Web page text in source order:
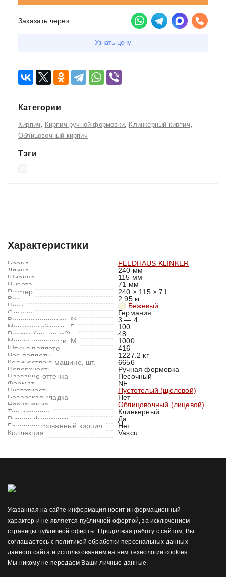
Заказать через:
Узнать цену
Категории
Кирпич Кирпич ручной формовки Клинкерный кирпич
Облицовочный кирпич
Тэги
Характеристики
Бренд
FELDHAUS KLINKER
Длина
240 мм
Ширина
115 мм
Высота
71 мм
Размер
240 × 115 × 71
Вес
2.95 кг
Цвет
Бежевый
Страна
Германия
Водопоглощение, %
3 — 4
Морозостойкость, F
100
Расход (шт. на м2)
48
Марка прочности, M
1000
Штук в паллете
416
Вес паллеты
1227.2 кг
Количество в машине, шт.
6656
Поверхность
Ручная формовка
Название оттенка
Песочный
Формат
NF
Пустотность
Пустотелый (щелевой)
Баварская кладка
Нет
Назначение
Облицовочный (лицевой)
Тип кирпича
Клинкерный
Ручная формовка
Да
Гиперпрессованный кирпич
Нет
Коллекция
Vascu
Указанная на сайте информация носит информационный
характер и не является публичной офертой, за исключением
страницы публичной оферты. Продолжая работу с сайтом, Вы
соглашаетесь с политикой обработки персональных данных
данного сайта и использованием на нем технологии cookies.
Мы никому не передаем Ваши личные данные.